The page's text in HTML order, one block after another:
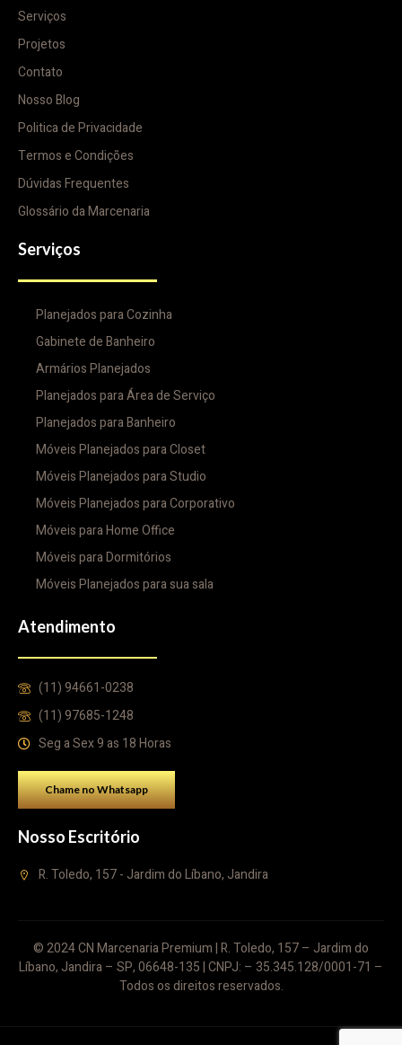
Serviços
Projetos
Contato
Nosso Blog
Politica de Privacidade
Termos e Condições
Dúvidas Frequentes
Glossário da Marcenaria
Serviços
Planejados para Cozinha
Gabinete de Banheiro
Armários Planejados
Planejados para Área de Serviço
Planejados para Banheiro
Móveis Planejados para Closet
Móveis Planejados para Studio
Móveis Planejados para Corporativo
Móveis para Home Office
Móveis para Dormitórios
Móveis Planejados para sua sala
Atendimento
(11) 94661-0238
(11) 97685-1248
Seg a Sex 9 as 18 Horas
Chame no Whatsapp
Nosso Escritório
R. Toledo, 157 - Jardim do Líbano, Jandira
© 2024 CN Marcenaria Premium | R. Toledo, 157 – Jardim do
Líbano, Jandira – SP, 06648-135 | CNPJ: – 35.345.128/0001-71 –
Todos os direitos reservados.